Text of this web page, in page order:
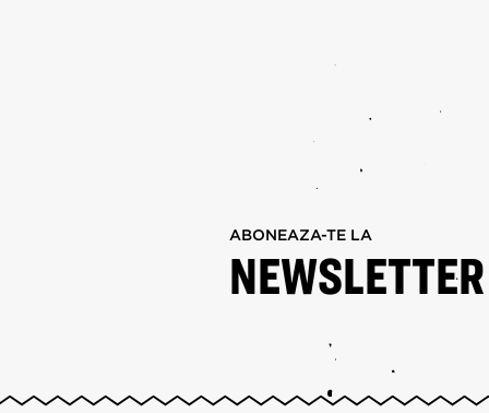
ABONEAZA-TE LA
NEWSLETTER